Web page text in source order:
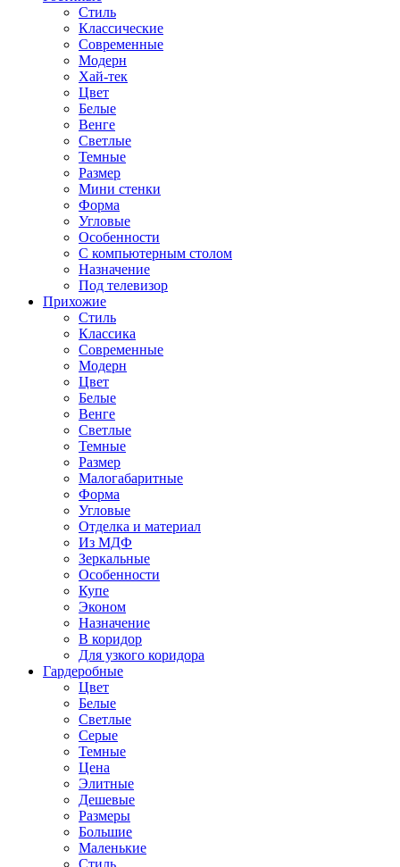
Стиль
Классические
Современные
Модерн
Хай-тек
Цвет
Белые
Венге
Светлые
Темные
Размер
Мини стенки
Форма
Угловые
Особенности
С компьютерным столом
Назначение
Под телевизор
Прихожие
Стиль
Классика
Современные
Модерн
Цвет
Белые
Венге
Светлые
Темные
Размер
Малогабаритные
Форма
Угловые
Отделка и материал
Из МДФ
Зеркальные
Особенности
Купе
Эконом
Назначение
В коридор
Для узкого коридора
Гардеробные
Цвет
Белые
Светлые
Серые
Темные
Цена
Элитные
Дешевые
Размеры
Большие
Маленькие
Стиль